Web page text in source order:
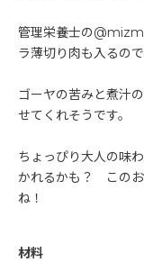
管理栄養士の
ラ薄切り肉も入るの
ゴーヤの苦みと煮汁
せてくれそうです。
ちょっぴり大人の味
かれるかも？ このお
ね！
材料